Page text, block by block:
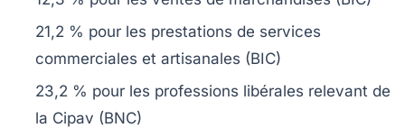
21,2 % pour les prestations de services
commerciales et artisanales (BIC)
23,2 % pour les professions libérales relevant de
la Cipav (BNC)